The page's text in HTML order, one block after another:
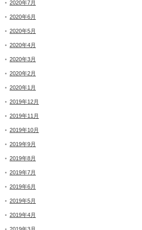
2020年7月
2020年6月
2020年5月
2020年4月
2020年3月
2020年2月
2020年1月
2019年12月
2019年11月
2019年10月
2019年9月
2019年8月
2019年7月
2019年6月
2019年5月
2019年4月